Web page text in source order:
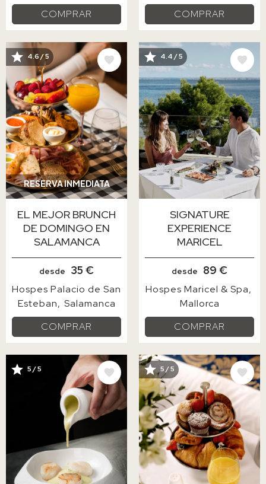
COMPRAR
COMPRAR
RESERVA INMEDIATA
IMAGE
4.6 / 5
EL MEJOR BRUNCH
DE DOMINGO EN
SALAMANCA
desde 35 €
Hospes Palacio de San
Esteban
Salamanca
COMPRAR
IMAGE
4.4 / 5
SIGNATURE
EXPERIENCE
MARICEL
desde 89 €
Hospes Maricel & Spa
Mallorca
COMPRAR
IMAGE
5 / 5 IMAGE
5 / 5